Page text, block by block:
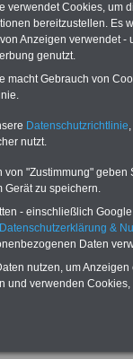
- Kredite -
für den
und die besten
für den Öffentlichen
Treffer: Rund ums Geld
zu Marketing
verwendet Cookies, um
bereitzustellen. Es
Anzeigen verwendet
genutzt.
macht Gebrauch von
Datenschutzrichtlinie
nutzt.
von "Zustimmung"
Gerät zu speichern.
- einschließlich
&
Daten
nutzen, um
und verwenden